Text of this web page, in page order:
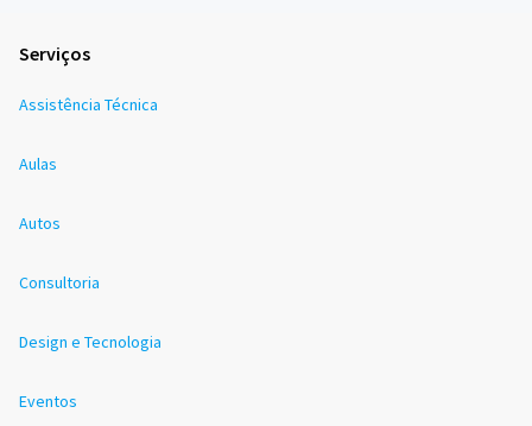
Serviços
Assistência Técnica
Aulas
Autos
Consultoria
Design e Tecnologia
Eventos